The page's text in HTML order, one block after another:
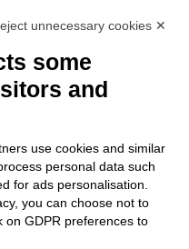
unnecessary cookies ✕
some
and
use cookies and similar
personal data such
for ads personalisation.
you can choose not to
on GDPR preferences to